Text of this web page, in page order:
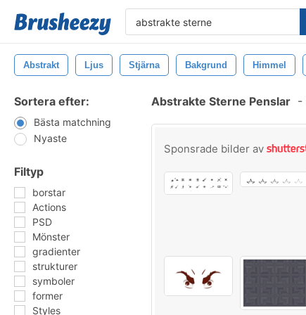
Abstrakt Ljus Stjärna Bakgrund Himmel
Sortera efter:
Bästa matchning
Nyaste
Filtyp
borstar
Actions
PSD
Mönster
gradienter
strukturer
symboler
former
Styles
Abstrakte Sterne Penslar -
Sponsrade bilder av